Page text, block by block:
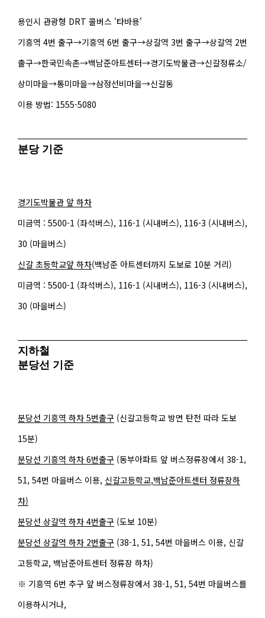
용인시 관광형 DRT 콜버스 '타바용'
기흥역 4번 출구→기흥역 6번 출구→상갈역 3번 출구→상갈역 2번
출구→한국민속촌→백남준아트센터→경기도박물관→신갈정류소/
상미마을→통미마을→삼정선비마을→신갈동
이용 방법: 1555-5080
분당 기준
경기도박물관 앞 하차
미금역 : 5500-1 (좌석버스), 116-1 (시내버스), 116-3 (시내버스),
30 (마을버스)
신갈 초등학교앞 하차(백남준 아트센터까지 도보로 10분 거리)
미금역 : 5500-1 (좌석버스), 116-1 (시내버스), 116-3 (시내버스),
30 (마을버스)
지하철
분당선 기준
분당선 기흥역 하차 5번출구 (신갈고등학교 방면 탄천 따라 도보
15분)
분당선 기흥역 하차 6번출구 (동부아파트 앞 버스정류장에서 38-1,
51, 54번 마을버스 이용, 신갈고등학교,백남준아트센터 정류장하
차)
분당선 상갈역 하차 4번출구 (도보 10분)
분당선 상갈역 하차 2번출구 (38-1, 51, 54번 마을버스 이용, 신갈
고등학교, 백남준아트센터 정류장 하차)
※ 기흥역 6번 추구 앞 버스정류장에서 38-1, 51, 54번 마을버스를
이용하시거나,